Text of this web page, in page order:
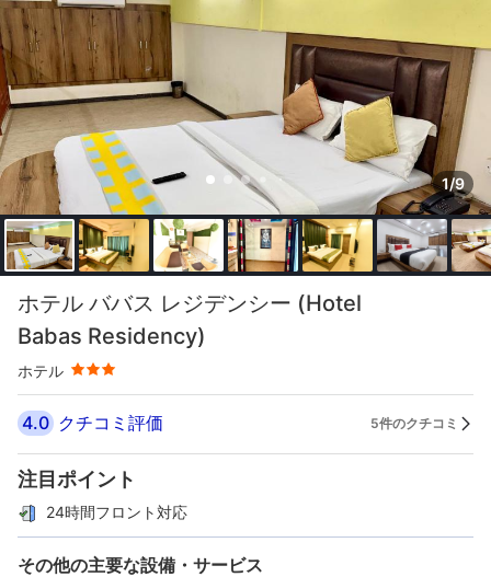
1/9
ホテル ババス レジデンシー (Hotel
Babas Residency)
ホテル
星評価 3つ星
4.0 クチコミ評価 5件のクチコミ
注目ポイント
24時間フロント対応
その他の主要な設備・サービス